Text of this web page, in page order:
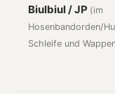
Biulbiul / JP (im
Hosenbandorden/
Schleife und